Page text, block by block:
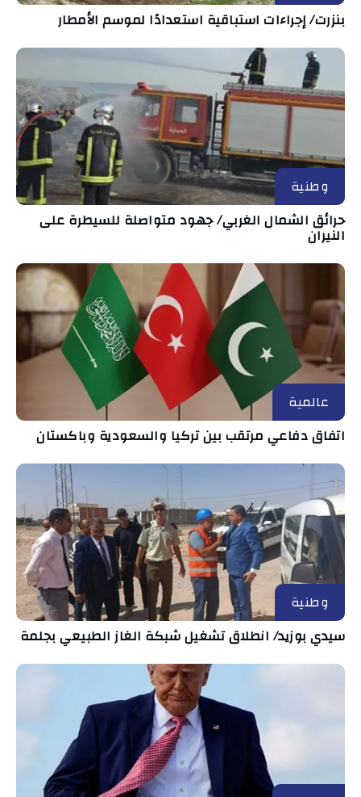
بنزرت/ إجراءات استباقية استعدادًا لموسم الأمطار
وطنية
حرائق الشمال الغربي/ جهود متواصلة للسيطرة على
النيران
عالمية
اتفاق دفاعي مرتقب بين تركيا والسعودية وباكستان
وطنية
سيدي بوزيد/ انطلاق تشغيل شبكة الغاز الطبيعي بجلمة